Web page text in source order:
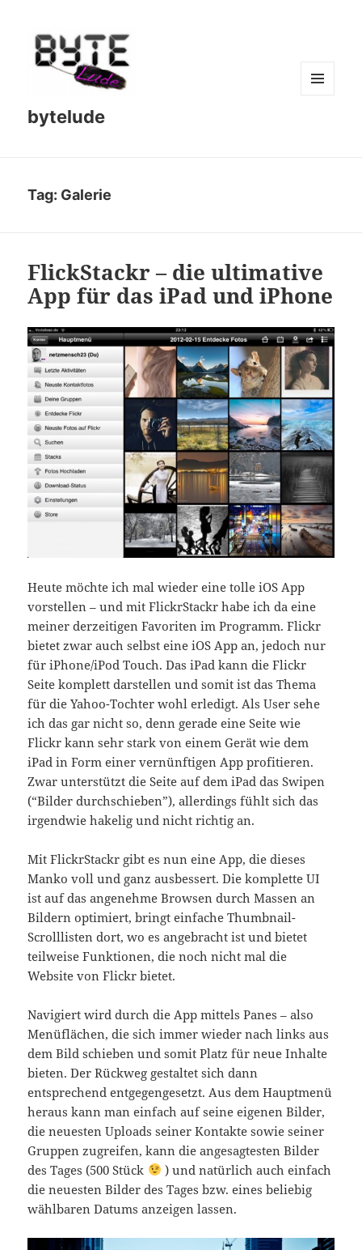
bytelude
Tag: Galerie
FlickStackr – die ultimative
App für das iPad und iPhone
Heute möchte ich mal wieder eine tolle iOS App
vorstellen – und mit FlickrStackr habe ich da eine
meiner derzeitigen Favoriten im Programm. Flickr
bietet zwar auch selbst eine iOS App an, jedoch nur
für iPhone/iPod Touch. Das iPad kann die Flickr
Seite komplett darstellen und somit ist das Thema
für die Yahoo-Tochter wohl erledigt. Als User sehe
ich das gar nicht so, denn gerade eine Seite wie
Flickr kann sehr stark von einem Gerät wie dem
iPad in Form einer vernünftigen App profitieren.
Zwar unterstützt die Seite auf dem iPad das Swipen
(“Bilder durchschieben”), allerdings fühlt sich das
irgendwie hakelig und nicht richtig an.
Mit FlickrStackr gibt es nun eine App, die dieses
Manko voll und ganz ausbessert. Die komplette UI
ist auf das angenehme Browsen durch Massen an
Bildern optimiert, bringt einfache Thumbnail-
Scrolllisten dort, wo es angebracht ist und bietet
teilweise Funktionen, die noch nicht mal die
Website von Flickr bietet.
Navigiert wird durch die App mittels Panes – also
Menüflächen, die sich immer wieder nach links aus
dem Bild schieben und somit Platz für neue Inhalte
bieten. Der Rückweg gestaltet sich dann
entsprechend entgegengesetzt. Aus dem Hauptmenü
heraus kann man einfach auf seine eigenen Bilder,
die neuesten Uploads seiner Kontakte sowie seiner
Gruppen zugreifen, kann die angesagtesten Bilder
des Tages (500 Stück
) und natürlich auch einfach
die neuesten Bilder des Tages bzw. eines beliebig
wählbaren Datums anzeigen lassen.